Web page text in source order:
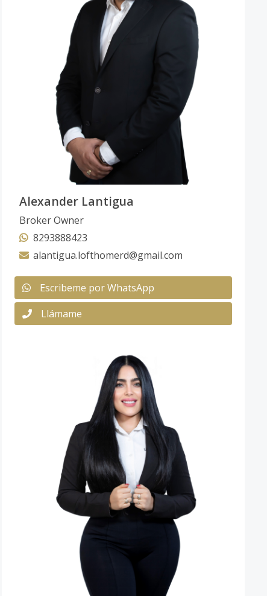
Alexander Lantigua
Broker Owner
8293888423
alantigua.lofthomerd@gmail.com
Escribeme por WhatsApp
Llámame